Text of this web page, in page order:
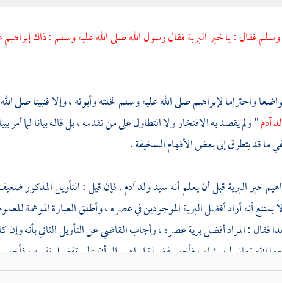
فقال : يا خير البرية فقال رسول الله صلى الله عليه وسلم : ذاكإبراهيم
واحترامالإبراهيمصلى الله عليه وسلم لخلته وأبوته ، وإلا فنبينا صلى
آدم" ولم يقصد به الافتخار ولا التطاول على من تقدمه ، بل قاله بيانا لما أمر
ما قد يتطرق إلى بعض الأفهام السخيفة .
خير البرية قبل أن يعلم أنه سيد ولد آدم . فإن قيل : التأويل المذكور
أنه أراد أفضل البرية الموجودين في عصره ، وأطلق العبارة الموهمة
: المراد أفضل برية عصره ، وأجاب القاضي عن التأويل الثاني بأنه وإن
الله تعالى لمن يشاء ، فأخبر بفضيلةإبراهيم إلى أن علم تفضيل نفسه ،
[ص:508 ]
عليهم ، ويجاب عن حديث النهي عنه بالأجوبة السابقة